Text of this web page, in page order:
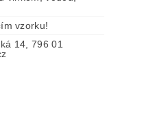
vzorku!
14, 796 01